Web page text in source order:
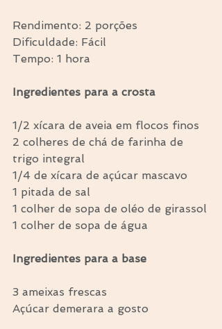
Rendimento: 2 porções
Dificuldade: Fácil
Tempo: 1 hora
Ingredientes para a crosta
1/2 xícara de aveia em flocos finos
2 colheres de chá de farinha de
trigo integral
1/4 de xícara de açúcar mascavo
1 pitada de sal
1 colher de sopa de oléo de girassol
1 colher de sopa de água
Ingredientes para a base
3 ameixas frescas
Açúcar demerara a gosto